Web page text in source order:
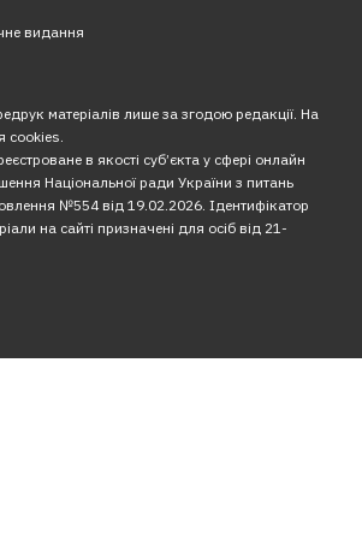
видання
матеріалів лише за згодою редакції. На
cookies.
в якості суб’єкта у сфері онлайн
Національної ради України з питань
№554 від 19.02.2026. Ідентифікатор
на сайті призначені для осіб від 21-